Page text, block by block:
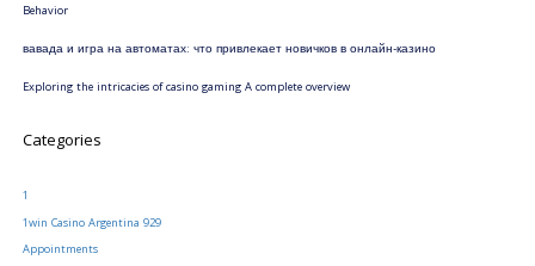
Behavior
вавада и игра на автоматах: что привлекает новичков в онлайн-казино
Exploring the intricacies of casino gaming A complete overview
Categories
1
1win Casino Argentina 929
Appointments